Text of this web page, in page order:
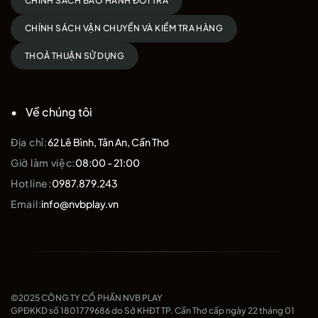
CHÍNH SÁCH VẬN CHUYỂN VÀ KIỂM TRA HÀNG
THOẢ THUẬN SỬ DỤNG
Về chúng tôi
Địa chỉ:62 Lê Bình, Tân An, Cần Thơ
Giờ làm việc:08:00 - 21:00
Hotline:0987.879.243
Email:info@nvbplay.vn
©2025 CÔNG TY CỔ PHẦN NVB PLAY
GPĐKKD số 1801779686 do Sở KHĐT TP. Cần Thơ cấp ngày 22 tháng 01